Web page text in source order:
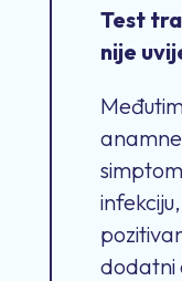
Test
nije
dodatni